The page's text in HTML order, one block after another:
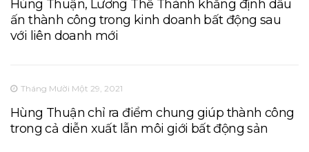
Hùng Thuận, Lương Thế Thành khẳng định dấu
ấn thành công trong kinh doanh bất động sau
với liên doanh mới
Tháng Mười Một 29, 2021
Hùng Thuận chỉ ra điểm chung giúp thành công
trong cả diễn xuất lẫn môi giới bất động sản